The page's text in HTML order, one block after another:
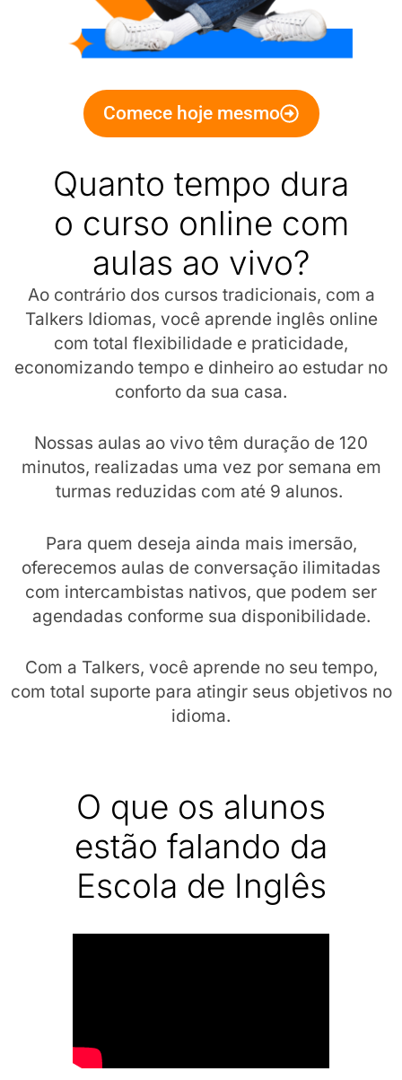
Comece hoje mesmo
Quanto tempo dura
o curso online com
aulas ao vivo?
Ao contrário dos cursos tradicionais, com a
Talkers Idiomas, você aprende inglês online
com total flexibilidade e praticidade,
economizando tempo e dinheiro ao estudar no
conforto da sua casa.
Nossas aulas ao vivo têm duração de 120
minutos, realizadas uma vez por semana em
turmas reduzidas com até 9 alunos.
Para quem deseja ainda mais imersão,
oferecemos aulas de conversação ilimitadas
com intercambistas nativos, que podem ser
agendadas conforme sua disponibilidade.
Com a Talkers, você aprende no seu tempo,
com total suporte para atingir seus objetivos no
idioma.
O que os alunos
estão falando da
Escola de Inglês